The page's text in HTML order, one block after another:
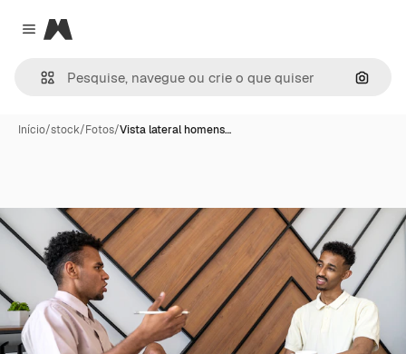
Close menu
Magnific
Início/stock/Fotos/Vista lateral homens…